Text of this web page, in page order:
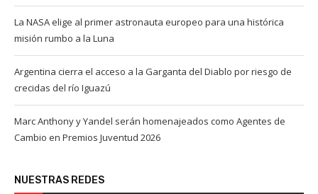
La NASA elige al primer astronauta europeo para una histórica
misión rumbo a la Luna
Argentina cierra el acceso a la Garganta del Diablo por riesgo de
crecidas del río Iguazú
Marc Anthony y Yandel serán homenajeados como Agentes de
Cambio en Premios Juventud 2026
NUESTRAS REDES